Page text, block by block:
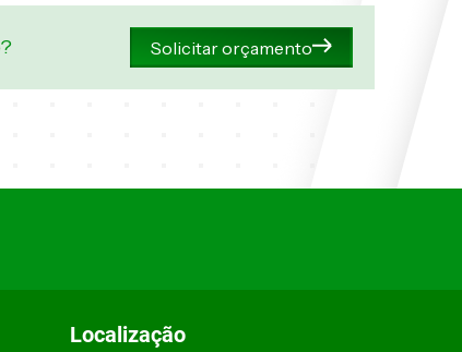
Solicitar orçamento
Localização